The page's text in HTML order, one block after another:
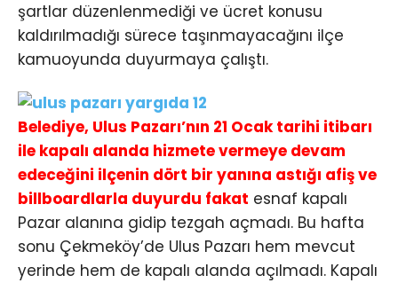
şartlar düzenlenmediği ve ücret konusu
kaldırılmadığı sürece taşınmayacağını ilçe
kamuoyunda duyurmaya çalıştı.
Belediye, Ulus Pazarı’nın 21 Ocak tarihi itibarı
ile kapalı alanda hizmete vermeye devam
edeceğini ilçenin dört bir yanına astığı afiş ve
billboardlarla duyurdu fakat esnaf kapalı
Pazar alanına gidip tezgah açmadı. Bu hafta
sonu Çekmeköy’de Ulus Pazarı hem mevcut
yerinde hem de kapalı alanda açılmadı. Kapalı